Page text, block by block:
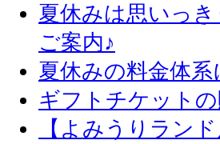
夏休みは思いっ
ご案内♪
夏休みの料金体
ギフトチケット
【よみうりラン